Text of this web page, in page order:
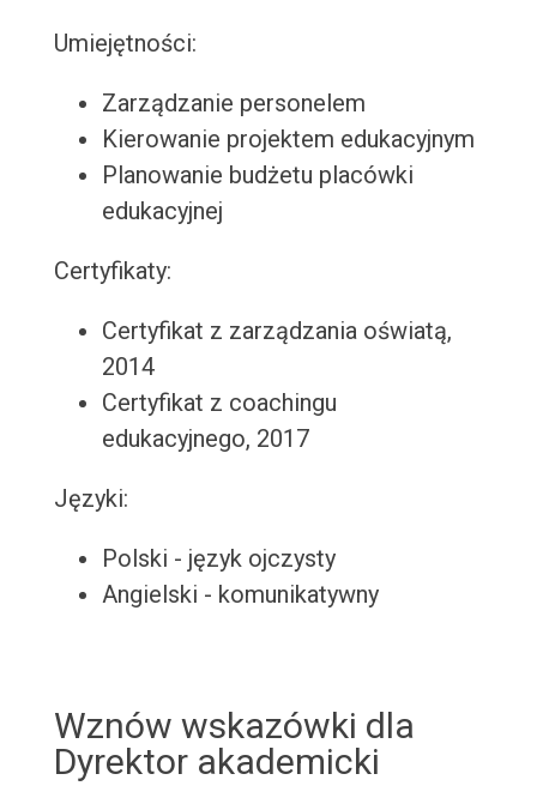
Umiejętności:
Zarządzanie personelem
Kierowanie projektem edukacyjnym
Planowanie budżetu placówki
edukacyjnej
Certyfikaty:
Certyfikat z zarządzania oświatą,
2014
Certyfikat z coachingu
edukacyjnego, 2017
Języki:
Polski - język ojczysty
Angielski - komunikatywny
Wznów wskazówki dla
Dyrektor akademicki